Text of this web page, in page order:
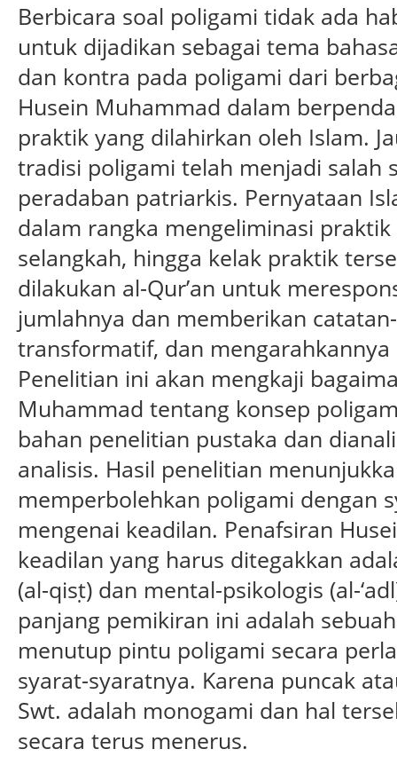
Berbicara soal poligami tidak ada
untuk dijadikan sebagai tema
dan kontra pada poligami dari
Husein Muhammad dalam
praktik yang dilahirkan oleh Islam.
tradisi poligami telah menjadi salah
peradaban patriarkis. Pernyataan
dalam rangka mengeliminasi
selangkah, hingga kelak praktik
dilakukan al-Qur’an untuk
jumlahnya dan memberikan
transformatif, dan
Penelitian ini akan mengkaji
Muhammad tentang konsep
bahan penelitian pustaka dan
analisis. Hasil penelitian
memperbolehkan poligami dengan
mengenai keadilan. Penafsiran
keadilan yang harus ditegakkan
(al-qisṭ) dan mental-psikologis (al-
panjang pemikiran ini adalah
menutup pintu poligami secara
syarat-syaratnya. Karena puncak
Swt. adalah monogami dan hal
secara terus menerus.